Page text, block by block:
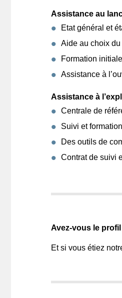
Assistance au
Etat général et
Aide au choix du
Formation
Assistance à
Assistance à
Centrale de
Suivi et
Des outils de
Contrat de suivi
Avez-vous le
Et si vous étiez